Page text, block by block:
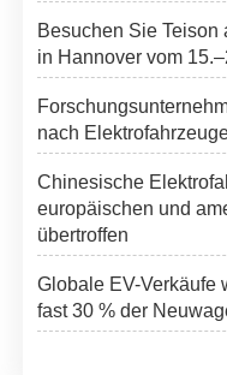
Besuchen Sie Teison
in Hannover vom
nach
Chinesische
europäischen und
übertroffen
Globale EV-Verkäufe
fast 30 % der